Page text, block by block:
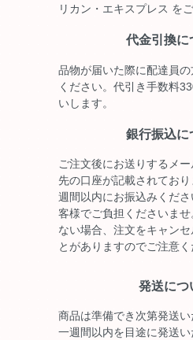
リカン・エキスプレス を
代金引換に
品物が届いた際に配達員
ください。代引き手数料
いします。
銀行振込に
ご注文後にお送りするメ
先の口座が記載されてお
週間以内にお振込みくだ
客様でご負担くださいま
ない場合、注文をキャン
とがありますのでご注意く
発送につ
商品は準備でき次第発送
一週間以内を目途に発送